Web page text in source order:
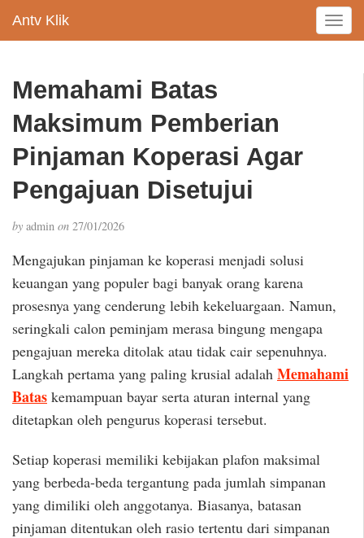
Antv Klik
T
o
Memahami Batas
Maksimum Pemberian
Pinjaman Koperasi Agar
Pengajuan Disetujui
by admin on 27/01/2026
Mengajukan pinjaman ke koperasi menjadi solusi
keuangan yang populer bagi banyak orang karena
prosesnya yang cenderung lebih kekeluargaan. Namun,
seringkali calon peminjam merasa bingung mengapa
pengajuan mereka ditolak atau tidak cair sepenuhnya.
Langkah pertama yang paling krusial adalah Memahami
Batas kemampuan bayar serta aturan internal yang
ditetapkan oleh pengurus koperasi tersebut.
Setiap koperasi memiliki kebijakan plafon maksimal
yang berbeda-beda tergantung pada jumlah simpanan
yang dimiliki oleh anggotanya. Biasanya, batasan
pinjaman ditentukan oleh rasio tertentu dari simpanan